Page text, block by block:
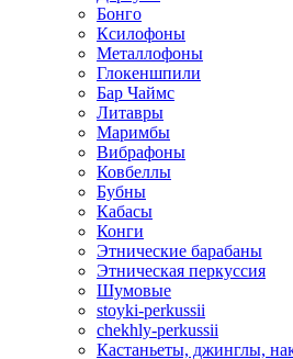
Бонго
Ксилофоны
Металлофоны
Глокеншпили
Бар Чаймс
Литавры
Маримбы
Вибрафоны
Ковбеллы
Бубны
Кабасы
Конги
Этнические барабаны
Этническая перкуссия
Шумовые
stoyki-perkussii
chekhly-perkussii
Кастаньеты, джинглы,